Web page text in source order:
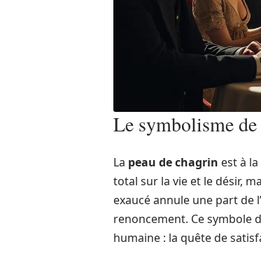
Le symbolisme
La peau de chagrin est à
total sur la vie et le désir,
exaucé annule une part de
renoncement. Ce symbole
humaine : la quête de